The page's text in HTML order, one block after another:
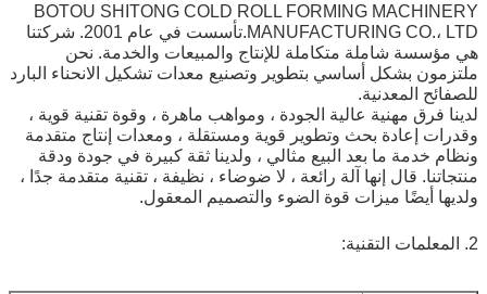
BOTOU SHITONG COLD ROLL FORMING MACHINERY
MANUFACTURING CO.، LTD.تأسست في عام 2001. شركتنا
هي مؤسسة شاملة متكاملة للإنتاج والمبيعات والخدمة. نحن
ملتزمون بشكل أساسي بتطوير وتصنيع معدات تشكيل الانحناء البارد
للصفائح المعدنية.
لدينا فرق مهنية عالية الجودة ، ومواهب ماهرة ، وقوة تقنية قوية ،
وقدرات إعادة بحث وتطوير قوية ومستقلة ، ومعدات إنتاج متقدمة
ونظام خدمة ما بعد البيع مثالي ، ولدينا ثقة كبيرة في جودة ودقة
منتجاتنا. قال إنها آلة رائعة ، لا ضوضاء ، نظيفة ، تقنية متقدمة جدًا ،
ولديها أيضًا ميزات قوة الضوء والتصميم المعقول.
2. المعلمات التقنية: